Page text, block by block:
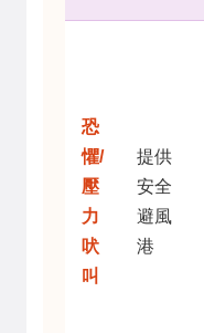
恐
懼/
壓
力
吠
叫
提供
安全
避風
港